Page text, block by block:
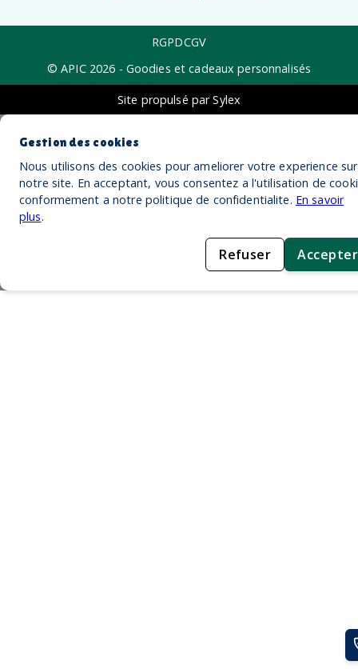
RGPDCGV
© APIC 2026 - Goodies et cadeaux personnalisés
Site propulsé par Sylex
Gestion des cookies
Nous utilisons des cookies pour ameliorer votre experience sur
notre site. En acceptant, vous consentez a l'utilisation de
conformement a notre politique de confidentialite. En savoir
plus.
Refuser Accepter